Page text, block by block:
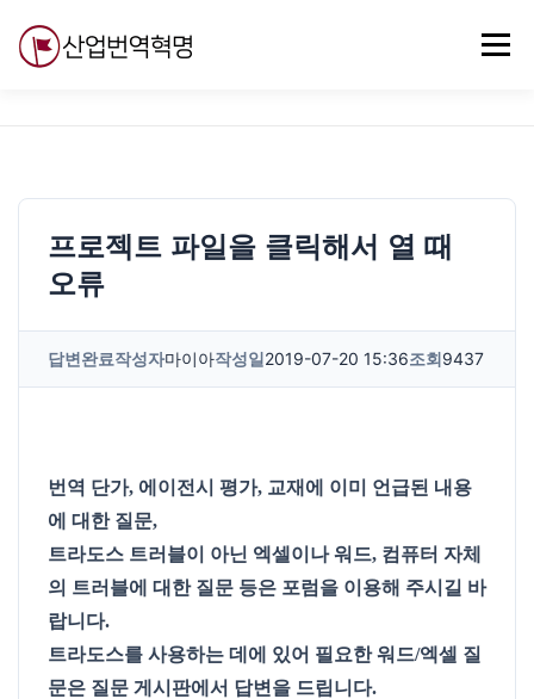
메뉴
프로젝트 파일을 클릭해서 열 때
오류
답변완료작성자마이아작성일2019-07-20 15:36조회9437
번역 단가, 에이전시 평가, 교재에 이미 언급된 내용
에 대한 질문,
트라도스 트러블이 아닌 엑셀이나 워드, 컴퓨터 자체
의 트러블에 대한 질문 등은 포럼을 이용해 주시길 바
랍니다.
트라도스를 사용하는 데에 있어 필요한 워드/엑셀 질
문은 질문 게시판에서 답변을 드립니다.